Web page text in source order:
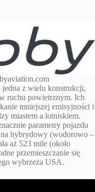
jedna z wielu konstrukcji,
ruchu powietrznym. Ich
mniejszej emisyjności i
miastem a lotniskiem.
parametry pojazdu
na hybrydowy (wodorowo –
aż 523 mile (około
przemieszczanie się
wybrzeża USA.